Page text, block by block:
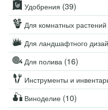
Удобрения (39)
Для комнатных растений
Для ландшафтного
Для полива (16)
Инструменты и
Виноделие (10)